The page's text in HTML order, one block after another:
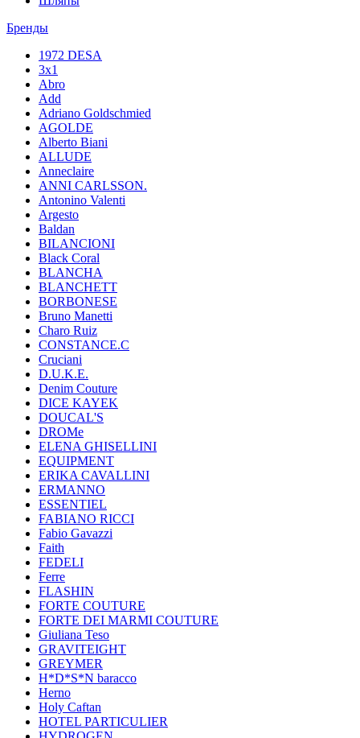
Бренды
1972 DESA
3x1
Abro
Add
Adriano Goldschmied
AGOLDE
Alberto Biani
ALLUDE
Anneclaire
ANNI CARLSSON.
Antonino Valenti
Argesto
Baldan
BILANCIONI
Black Coral
BLANCHA
BLANCHETT
BORBONESE
Bruno Manetti
Charo Ruiz
CONSTANCE.C
Cruciani
D.U.K.E.
Denim Couture
DICE KAYEK
DOUCAL'S
DROMe
ELENA GHISELLINI
EQUIPMENT
ERIKA CAVALLINI
ERMANNO
ESSENTIEL
FABIANO RICCI
Fabio Gavazzi
Faith
FEDELI
Ferre
FLASHIN
FORTE COUTURE
FORTE DEI MARMI COUTURE
Giuliana Teso
GRAVITEIGHT
GREYMER
H*D*S*N baracco
Herno
Holy Caftan
HOTEL PARTICULIER